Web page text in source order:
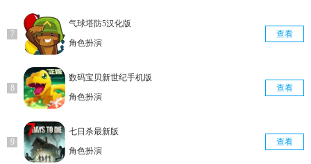
气球塔防5汉化版
角色扮演
查看
数码宝贝新世纪手机版
角色扮演
查看
七日杀最新版
角色扮演
查看